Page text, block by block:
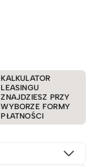
KALKULATOR
LEASINGU
ZNAJDZIESZ PRZY
WYBORZE FORMY
PŁATNOŚCI